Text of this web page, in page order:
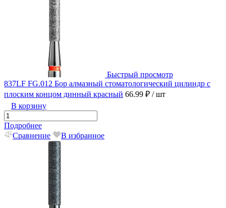
Быстрый просмотр
837LF FG.012 Бор алмазный стоматологический цилиндр с
плоским концом динный красный 66.99 ₽ / шт
В корзину
Подробнее
Сравнение
В избранное